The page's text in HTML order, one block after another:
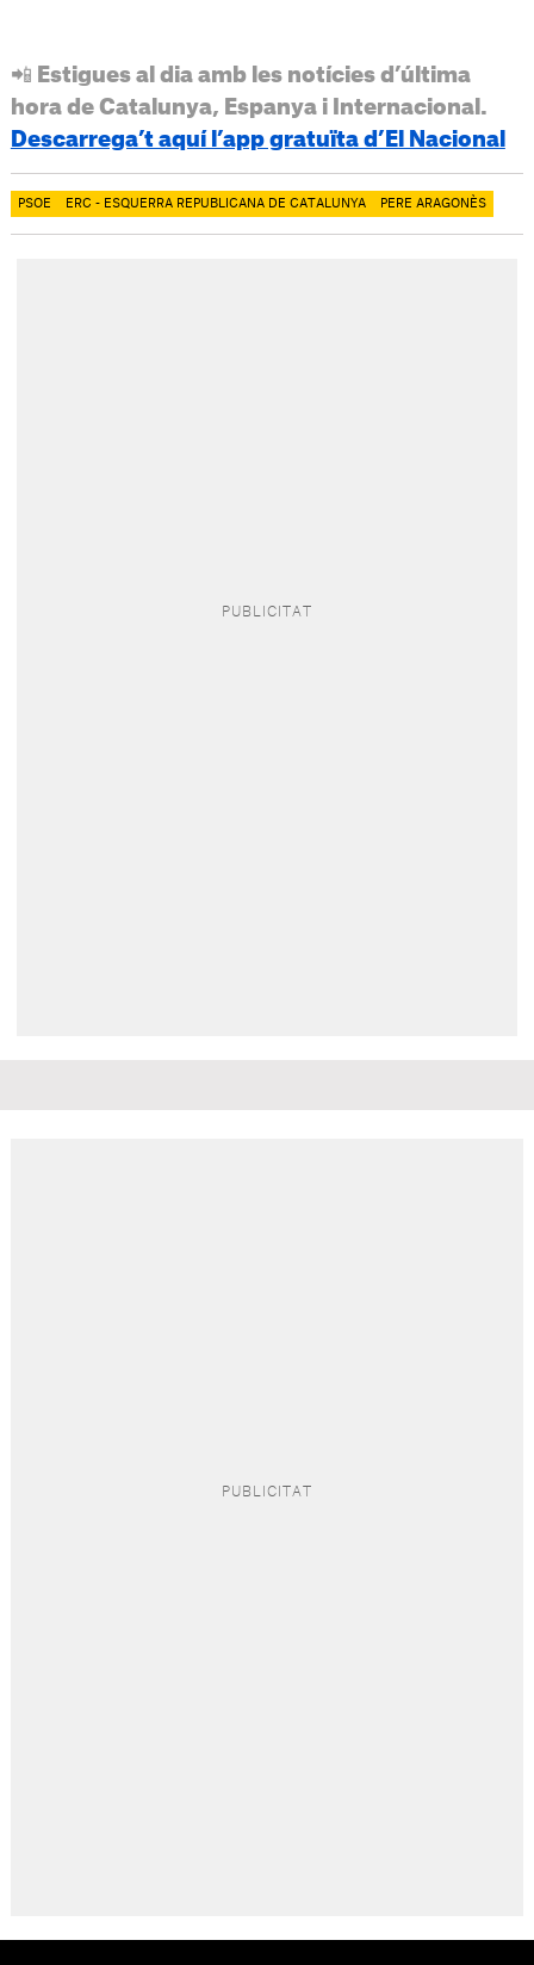
📲 Estigues al dia amb les notícies d’última
hora de Catalunya, Espanya i Internacional.
Descarrega’t aquí l’app gratuïta d’El Nacional
PSOE ERC - ESQUERRA REPUBLICANA DE CATALUNYA PERE ARAGONÈS